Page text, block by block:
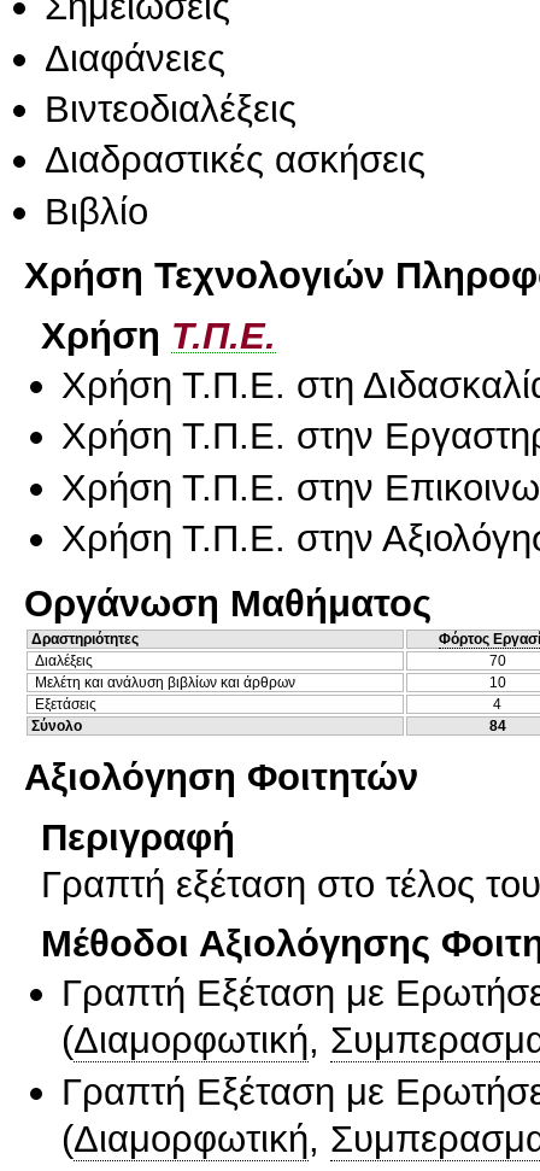
Διαφάνειες
Βιντεοδιαλέξεις
Διαδραστικές ασκήσεις
Βιβλίο
Χρήση Τεχνολογιών
Χρήση Τ.Π.Ε.
Χρήση Τ.Π.Ε. στη
Χρήση Τ.Π.Ε. στην
Χρήση Τ.Π.Ε. στην
Χρήση Τ.Π.Ε. στην
Οργάνωση Μαθήματος
Δραστηριότητες
Φόρτος
Διαλέξεις
70
Μελέτη και ανάλυση βιβλίων και άρθρων
10
Εξετάσεις
4
Σύνολο
84
Αξιολόγηση Φοιτητών
Περιγραφή
Γραπτή εξέταση στο τέλος
Μέθοδοι Αξιολόγησης
Γραπτή Εξέταση με
(Διαμορφωτική,
Γραπτή Εξέταση με
(Διαμορφωτική,